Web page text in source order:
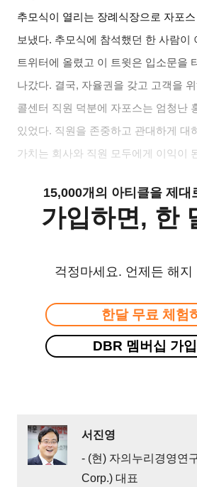
추모식이 열리는 장례식장으로 자포
보냈다. 추모식에 참석했던 한 사람이
트위터에 올렸고 이 트윗은 입소문을
나갔다. 결국, 자율권을 갖고 고객을
콜센터 직원 덕분에 자포스는 엄청난
있었다. 직원을 존중하고 관대하게 대
가치는 회사와 직원 모두에게 이익이
15,000개의 아티클을 제대
가입하면, 한
걱정마세요. 언제든 해지
한달 무료 체험
DBR 멤버십 가입
서진영
- (현) 자의누리경영연
Corp.) 대표